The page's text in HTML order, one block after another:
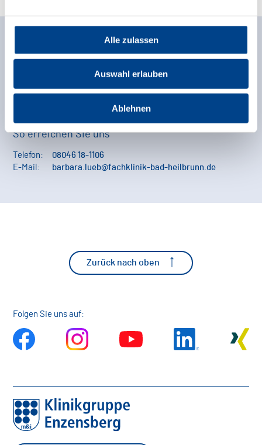
Alle zulassen
Auswahl erlauben
Ablehnen
Ansprechpartnerin
Leitung Sprachtherapie, Klinische Linguistin
(BKL), FEES-Ausbilderin DGN, DSG, DGG und
ESSD, TK-Ausbilderin (DGD)
So erreichen Sie uns
Telefon:
08046 18-1106
E-Mail:
barbara.lueb@fachklinik-bad-heilbrunn.de
Folgen Sie uns auf:
Zurück nach oben